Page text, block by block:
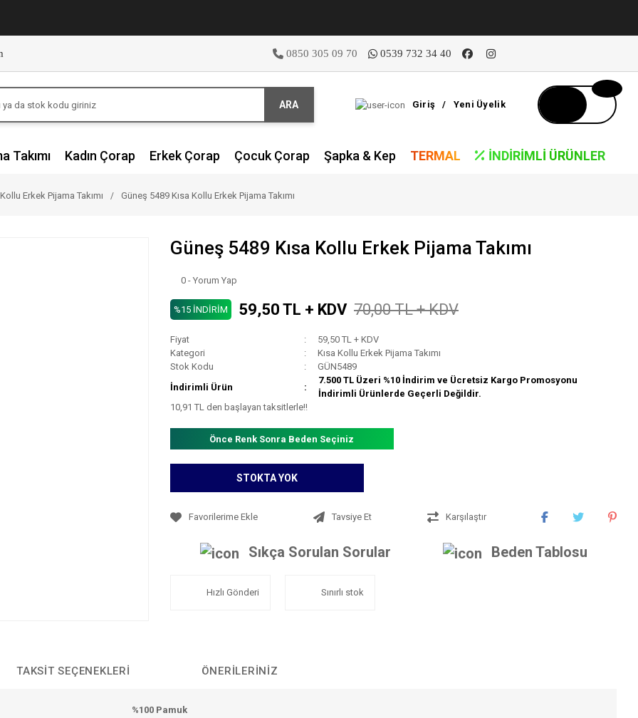
0850 305 09 70 0539 732 34 40
ARA Giriş / Yeni Üyelik
Takımı Kadın Çorap Erkek Çorap Çocuk Çorap Şapka & Kep TERMAL İNDIRIMLI ÜRÜNLER
Erkek Pijama Takımı Güneş 5489 Kısa Kollu Erkek Pijama Takımı
Güneş 5489 Kısa Kollu Erkek Pijama Takımı
0 - Yorum Yap
%15 İNDİRİM 59,50 TL + KDV 70,00 TL + KDV
Fiyat
59,50 TL + KDV
Kategori
Kısa Kollu Erkek Pijama Takımı
Stok Kodu
GÜN5489
İndirimli Ürün
7.500 TL Üzeri %10 İndirim ve Ücretsiz Kargo Promosyonu
İndirimli Ürünlerde Geçerli Değildir.
10,91 TL den başlayan taksitlerle!!
Önce Renk Sonra Beden Seçiniz
STOKTA YOK
Tavsiye Et Karşılaştır
Sıkça Sorulan Sorular Beden Tablosu
Hızlı Gönderi Sınırlı stok
TAKSIT SEÇENEKLERI ÖNERILERINIZ
%100 Pamuk